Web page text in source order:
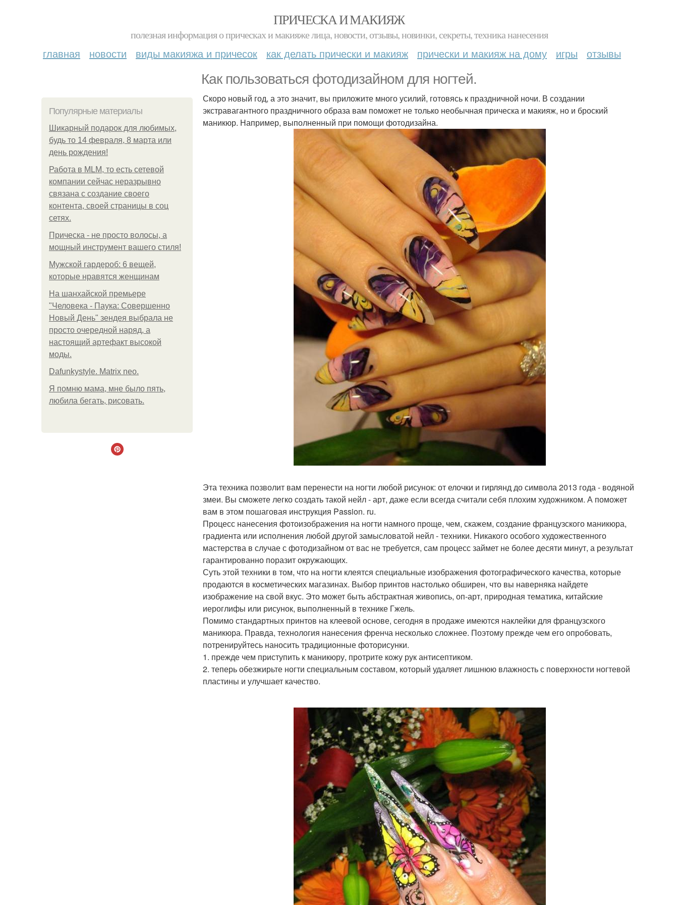
ПРИЧЕСКА И МАКИЯЖ
полезная информация о прическах и макияже лица, новости, отзывы, новинки, секреты, техника нанесения
главная новости виды макияжа и причесок как делать прически и макияж прически и макияж на дому игры отзывы
Как пользоваться фотодизайном для ногтей.
Популярные материалы
Шикарный подарок для любимых,
будь то 14 февраля, 8 марта или
день рождения!
Работа в MLM, то есть сетевой
компании сейчас неразрывно
связана с создание своего
контента, своей страницы в соц
сетях.
Прическа - не просто волосы, а
мощный инструмент вашего стиля!
Мужской гардероб: 6 вещей,
которые нравятся женщинам
На шанхайской премьере
"Человека - Паука: Совершенно
Новый День" зендея выбрала не
просто очередной наряд, а
настоящий артефакт высокой
моды.
Dafunkystyle. Matrix neo.
Я помню мама, мне было пять,
любила бегать, рисовать.
Скоро новый год, а это значит, вы приложите много усилий, готовясь к праздничной ночи. В создании
экстравагантного праздничного образа вам поможет не только необычная прическа и макияж, но и броский
маникюр. Например, выполненный при помощи фотодизайна.
Эта техника позволит вам перенести на ногти любой рисунок: от елочки и гирлянд до символа 2013 года - водяной
змеи. Вы сможете легко создать такой нейл - арт, даже если всегда считали себя плохим художником. А поможет
вам в этом пошаговая инструкция Passion. ru.
Процесс нанесения фотоизображения на ногти намного проще, чем, скажем, создание французского маникюра,
градиента или исполнения любой другой замысловатой нейл - техники. Никакого особого художественного
мастерства в случае с фотодизайном от вас не требуется, сам процесс займет не более десяти минут, а результат
гарантированно поразит окружающих.
Суть этой техники в том, что на ногти клеятся специальные изображения фотографического качества, которые
продаются в косметических магазинах. Выбор принтов настолько обширен, что вы наверняка найдете
изображение на свой вкус. Это может быть абстрактная живопись, оп-арт, природная тематика, китайские
иероглифы или рисунок, выполненный в технике Гжель.
Помимо стандартных принтов на клеевой основе, сегодня в продаже имеются наклейки для французского
маникюра. Правда, технология нанесения френча несколько сложнее. Поэтому прежде чем его опробовать,
потренируйтесь наносить традиционные фоторисунки.
1. прежде чем приступить к маникюру, протрите кожу рук антисептиком.
2. теперь обезжирьте ногти специальным составом, который удаляет лишнюю влажность с поверхности ногтевой
пластины и улучшает качество.